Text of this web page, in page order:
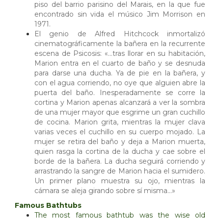
piso del barrio parisino del Marais, en la que fue
encontrado sin vida el músico Jim Morrison en
1971.
El genio deAlfred Hitchcockinmortalizó
cinematográficamente la bañera en la recurrente
escena de Psicosis: «…tras llorar en su habitación,
Marion entra en el cuarto de baño y se desnuda
para darse una ducha. Ya de pie en la bañera, y
con el agua corriendo, no oye que alguien abre la
puerta del baño. Inesperadamente se corre la
cortina y Marion apenas alcanzará a ver la sombra
de una mujer mayor que esgrime un gran cuchillo
de cocina. Marion grita, mientras la mujer clava
varias veces el cuchillo en su cuerpo mojado. La
mujer se retira del baño y deja a Marion muerta,
quien rasga la cortina de la ducha y cae sobre el
borde de la bañera. La ducha seguirá corriendo y
arrastrando la sangre de Marion hacia el sumidero.
Un primer plano muestra su ojo, mientras la
cámara se aleja girando sobre sí misma…»
Famous Bathtubs
The most famous bathtub was the wise old